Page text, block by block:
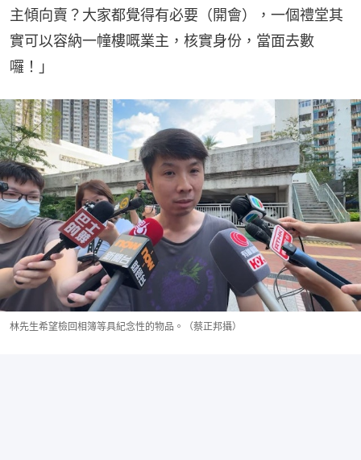
主傾向賣？大家都覺得有必要（開會），一個禮堂其
實可以容納一幢樓嘅業主，核實身份，當面去數
囉！」
林先生希望檢回相簿等具紀念性的物品。（蔡正邦攝）